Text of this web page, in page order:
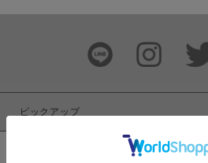
ピックアップ